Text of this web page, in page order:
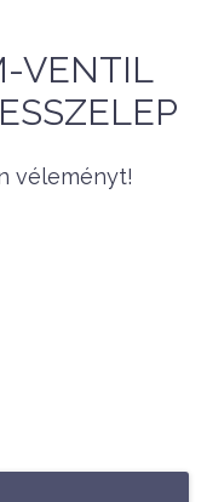
VENTIL
véleményt!